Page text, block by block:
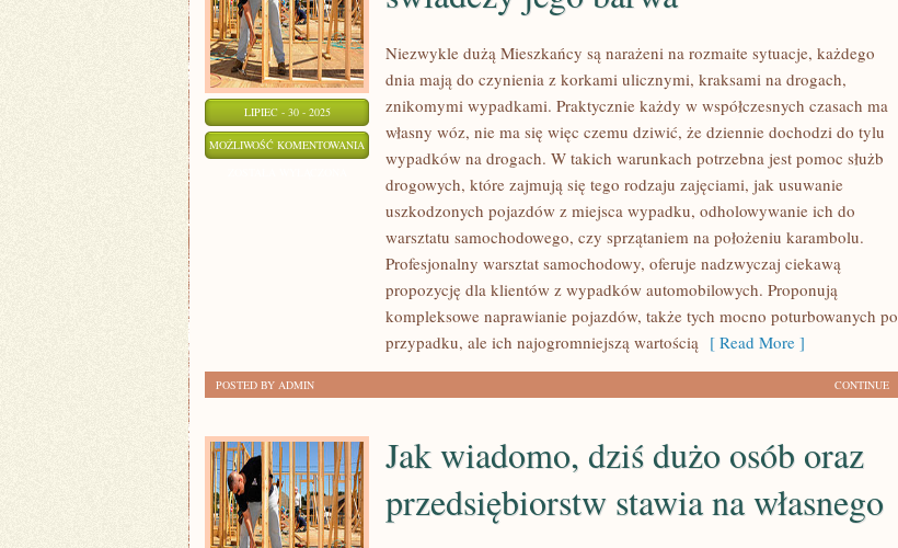
LIPIEC - 30 - 2025
MOŻLIWOŚĆ KOMENTOWANIA
UROKU
KONKRETNEGO
JEGO
Niezwykle dużą Mieszkańcy są narażeni na rozmaite sytuacje, każdego
dnia mają do czynienia z korkami ulicznymi, kraksami na drogach,
znikomymi wypadkami. Praktycznie każdy w współczesnych czasach ma
własny wóz, nie ma się więc czemu dziwić, że dziennie dochodzi do tylu
wypadków na drogach. W takich warunkach potrzebna jest pomoc służb
drogowych, które zajmują się tego rodzaju zajęciami, jak usuwanie
uszkodzonych pojazdów z miejsca wypadku, odholowywanie ich do
warsztatu samochodowego, czy sprzątaniem na położeniu karambolu.
Profesjonalny warsztat samochodowy, oferuje nadzwyczaj ciekawą
propozycję dla klientów z wypadków automobilowych. Proponują
kompleksowe naprawianie pojazdów, także tych mocno poturbowanych po
przypadku, ale ich najogromniejszą wartością [ Read More ]
CONTINUE
POSTED BY ADMIN
Jak wiadomo, dziś dużo osób oraz
przedsiębiorstw stawia na własnego